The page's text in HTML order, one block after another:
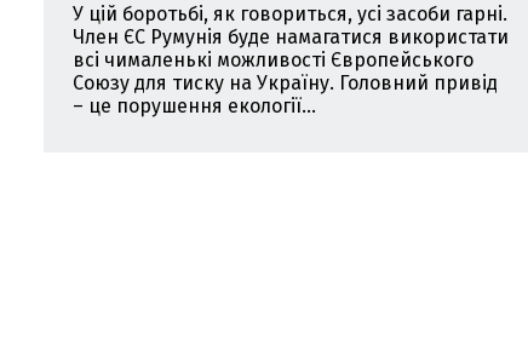
У цій боротьбі, як говориться, усі засоби гарні.
Член ЄС Румунія буде намагатися використати
всі чималенькі можливості Європейського
Союзу для тиску на Україну. Головний привід
– це порушення екології...